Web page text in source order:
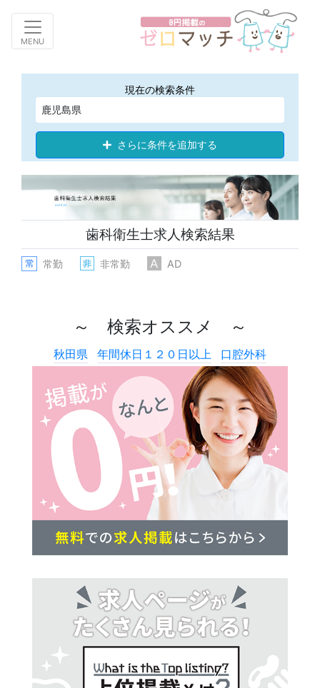
Toggle navigation
MENU
現在の検索条件
鹿児島県
さらに条件を追加する
歯科衛生士求人検索結果
常勤 非常勤 AD
～ 検索オススメ ～
秋田県 年間休日１２０日以上 口腔外科